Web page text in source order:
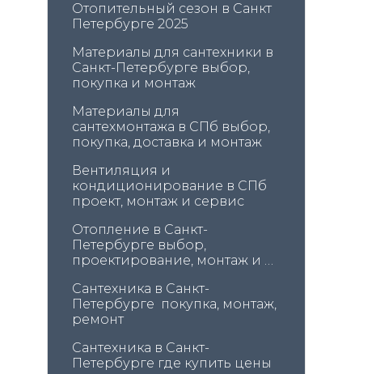
Отопительный сезон в Санкт
Петербурге 2025
Материалы для сантехники в
Санкт-Петербурге выбор,
покупка и монтаж
Материалы для
сантехмонтажа в СПб выбор,
покупка, доставка и монтаж
Вентиляция и
кондиционирование в СПб
проект, монтаж и сервис
Отопление в Санкт-
Петербурге выбор,
проектирование, монтаж и
Сантехника в Санкт-
Петербурге  покупка, монтаж,
ремонт
Сантехника в Санкт-
Петербурге где купить цены